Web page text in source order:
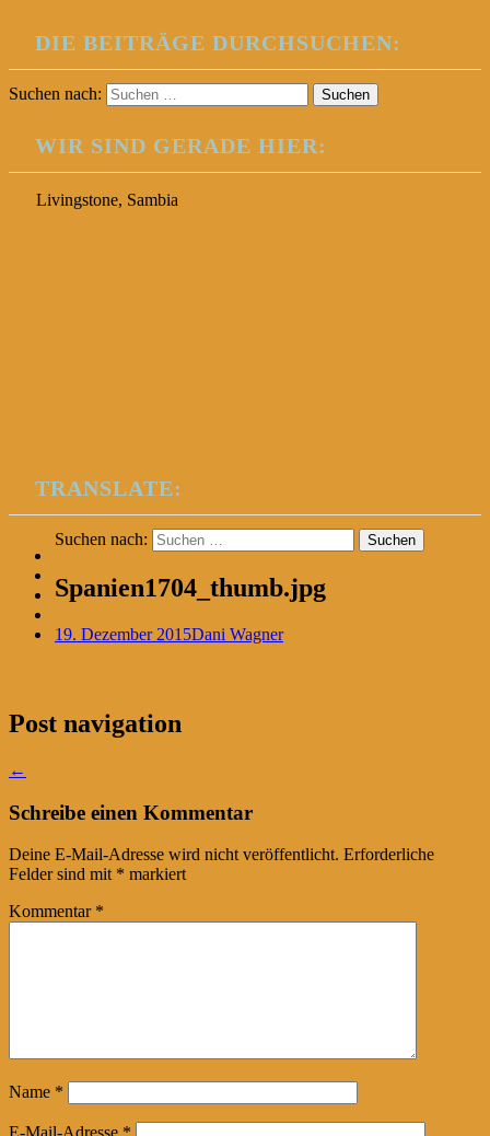
DIE BEITRÄGE DURCHSUCHEN:
Suchen nach:
WIR SIND GERADE HIER:
Livingstone, Sambia
TRANSLATE:
Suchen nach:
Spanien1704_thumb.jpg
19. Dezember 2015Dani Wagner
Post navigation
←
Schreibe einen Kommentar
Deine E-Mail-Adresse wird nicht veröffentlicht. Erforderliche
Felder sind mit * markiert
Kommentar *
Name *